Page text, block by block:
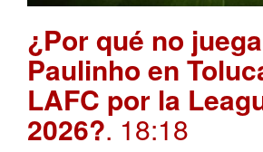
¿Por qué no juega
Paulinho en
LAFC por la
2026?. 18:18